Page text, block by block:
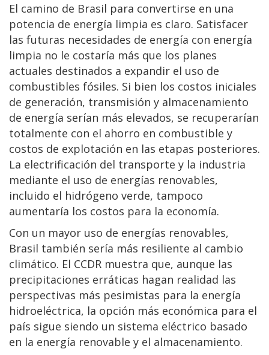
El camino de Brasil para convertirse en una
potencia de energía limpia es claro. Satisfacer
las futuras necesidades de energía con energía
limpia no le costaría más que los planes
actuales destinados a expandir el uso de
combustibles fósiles. Si bien los costos iniciales
de generación, transmisión y almacenamiento
de energía serían más elevados, se recuperarían
totalmente con el ahorro en combustible y
costos de explotación en las etapas posteriores.
La electrificación del transporte y la industria
mediante el uso de energías renovables,
incluido el hidrógeno verde, tampoco
aumentaría los costos para la economía.
Con un mayor uso de energías renovables,
Brasil también sería más resiliente al cambio
climático. El CCDR muestra que, aunque las
precipitaciones erráticas hagan realidad las
perspectivas más pesimistas para la energía
hidroeléctrica, la opción más económica para el
país sigue siendo un sistema eléctrico basado
en la energía renovable y el almacenamiento.